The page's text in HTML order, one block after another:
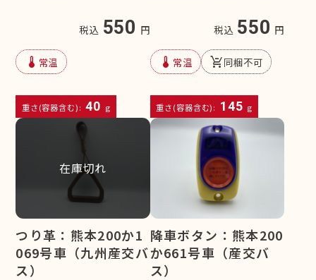
税込 550 円
device_thermostat 常温
重さ(容器含む): 40 g
税込 550 円
device_thermostat 常温 remove_shopping_cart同梱不可
重さ(容器含む): 145 g
在庫切れ
つり革：熊本200か1
069号車（九州産交バ
ス）
降車ボタン：熊本200
か661号車（産交バ
ス）